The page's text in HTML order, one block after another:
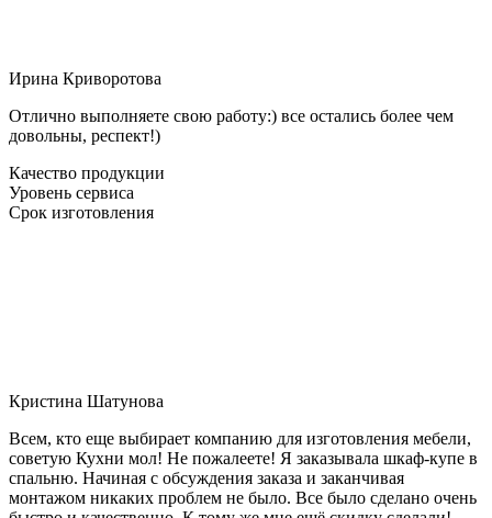
Ирина Криворотова
Отлично выполняете свою работу:) все остались более чем
довольны, респект!)
Качество продукции
Уровень сервиса
Срок изготовления
Кристина Шатунова
Всем, кто еще выбирает компанию для изготовления мебели,
советую Кухни мол! Не пожалеете! Я заказывала шкаф-купе в
спальню. Начиная с обсуждения заказа и заканчивая
монтажом никаких проблем не было. Все было сделано очень